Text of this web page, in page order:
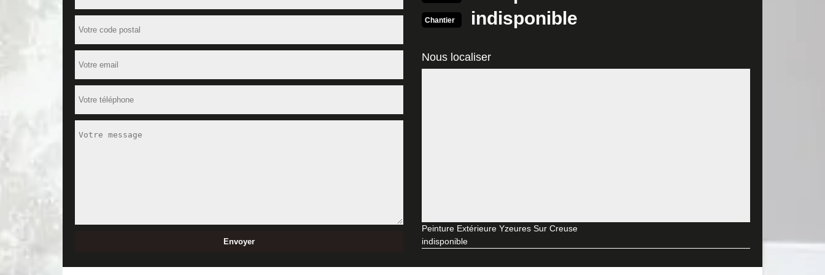
Des services de qualité, pour tous nos clients
Pour l’artisan peinture extérieure MD Rénovation, la satisfaction de notre clientèle compte beaucoup. C’est pour cette raison que nous nous évertuons à fournir des
prestations de qualité. Quelle que soit la nature de votre projet, nous veillerons à choisir la peinture adéquate pour assurer la rénovation de votre habitation. Rassurez-vous,
non seulement nos services seront de qualité, mais nos interventions se feront aussi sur mesure. Si vous recherchez un professionnel compétent en peinture extérieure à
Yzeures Sur Creuse, pensez à contacter l’entreprise MD Rénovation. Confiez-nous votre projet en toute sérénité !
Votre professionnel en peinture mur extérieur : MD Rénovation
N’hésitez pas à nous contacter si vous êtes en quête d’un spécialiste en peinture mur extérieur à Yzeures Sur Creuse. Nous serons en mesure d’apporter une touche de
couleur à vos murs extérieurs. Cela vous permettra d’offrir une seconde vie à votre habitation. Non seulement nous pourrons peindre la façade, mais nous pouvons aussi
habitation. Nous allons appliquer la méthode la plus adéquate afin que le résultat de nos interventions soit à la hauteur de vos attentes et de vos besoins. Nous nous
mettrons à votre écoute afin de mieux cerner vos besoins.
Chantier indisponible
Nous localiser
Peinture Extérieure Yzeures Sur Creuse
indisponible